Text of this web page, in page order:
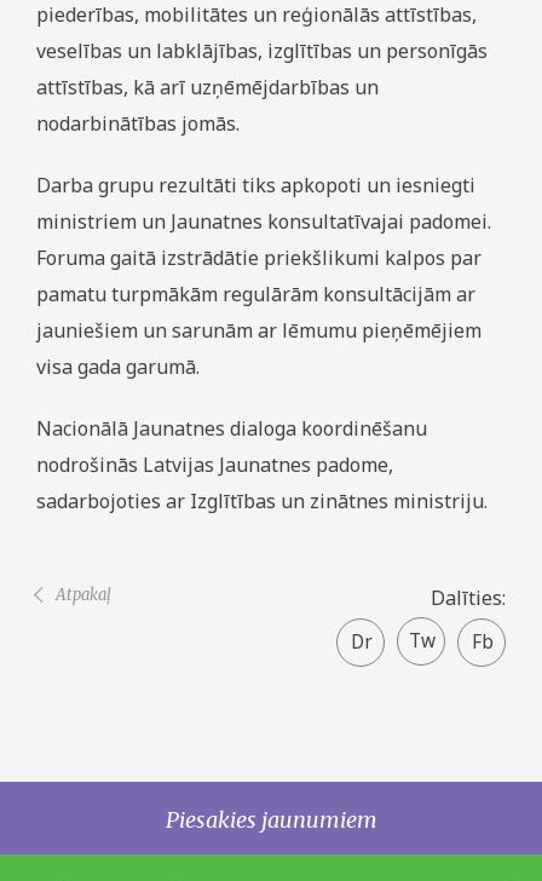
Dalīties:
Facebook
share
Twitter
piederības, mobilitātes un reģionālās attīstības,
veselības un labklājības, izglītības un personīgās
attīstības, kā arī uzņēmējdarbības un
nodarbinātības jomās.
Darba grupu rezultāti tiks apkopoti un iesniegti
ministriem un Jaunatnes konsultatīvajai padomei.
Foruma gaitā izstrādātie priekšlikumi kalpos par
pamatu turpmākām regulārām konsultācijām ar
jauniešiem un sarunām ar lēmumu pieņēmējiem
visa gada garumā.
Nacionālā Jaunatnes dialoga koordinēšanu
nodrošinās Latvijas Jaunatnes padome,
sadarbojoties ar Izglītības un zinātnes ministriju.
Atpakaļ
Piesakies jaunumiem